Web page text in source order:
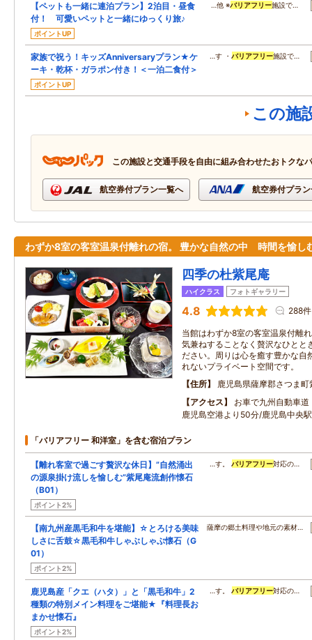
【ペットも一緒に連泊プラン】2泊目・昼食
付！ 可愛いペットと一緒にゆっくり旅♪
ポイントUP
…他 ※バリアフリー施設で…
家族で祝う！キッズAnniversaryプラン★ケ
ーキ・乾杯・ガラポン付き！＜一泊二食付＞
ポイントUP
…す ・バリアフリー施設で…
この施
この施設と交通手段を自由に組み合わせたおトクな
航空券付プラン一覧へ 航空券付プラ
わずか8室の客室温泉付離れの宿。 豊かな自然の中 時間を愉し
四季の杜紫尾庵
ハイクラス フォトギャラリー
4.8 288件
当館はわずか8室の客室温泉付離
気兼ねすることなく贅沢なひとと
ださい。周りは心を癒す豊かな自
れないプライベート空間です。
住所
鹿児島県薩摩郡さつま
アクセス
お車で九州自動車
鹿児島空港より50分/鹿児島中央
「バリアフリー 和洋室」を含む宿泊プラン
【離れ客室で過ごす贅沢な休日】”自然涌出
の源泉掛け流しを愉しむ”紫尾庵流創作懐石
（B01）
ポイント2%
…す。バリアフリー対応の…
【南九州産黒毛和牛を堪能】☆とろける美味
しさに舌鼓☆黒毛和牛しゃぶしゃぶ懐石（G
01）
ポイント2%
薩摩の郷土料理や地元の素材…
鹿児島産「クエ（ハタ）」と「黒毛和牛」2
種類の特別メイン料理をご堪能★『料理長お
まかせ懐石』
ポイント2%
…す。バリアフリー対応の…